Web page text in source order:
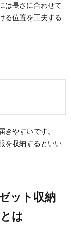
は長さに合わせて
る位置を工夫する
やすいです。
を収納するといい
ット収納
は